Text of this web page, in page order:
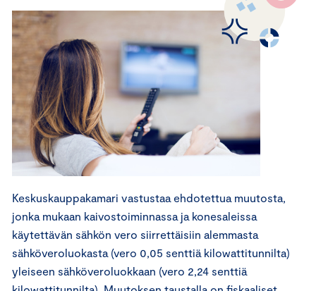
Keskuskauppakamari vastustaa ehdotettua muutosta,
jonka mukaan kaivostoiminnassa ja konesaleissa
käytettävän sähkön vero siirrettäisiin alemmasta
sähköveroluokasta (vero 0,05 senttiä kilowattitunnilta)
yleiseen sähköveroluokkaan (vero 2,24 senttiä